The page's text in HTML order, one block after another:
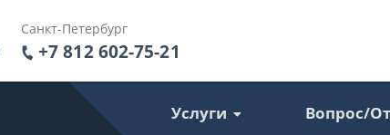
Санкт-Петербург
+7 812 602-75-21
Услуги Вопрос/